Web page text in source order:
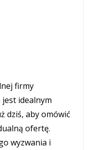
firmy
idealnym
dziś, aby omówić
ofertę.
wyzwania i